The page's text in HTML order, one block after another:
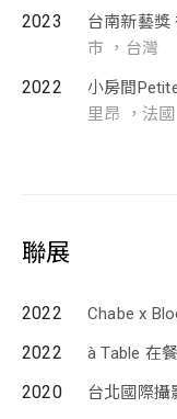
2023 台南新藝獎
市 ，台灣
2022 小房間
里昂 ，法國
聯展
2022 Chabe x
2022 à Table 在
2020 台北國際攝